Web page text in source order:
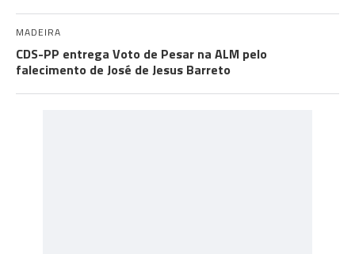
MADEIRA
CDS-PP entrega Voto de Pesar na ALM pelo
falecimento de José de Jesus Barreto